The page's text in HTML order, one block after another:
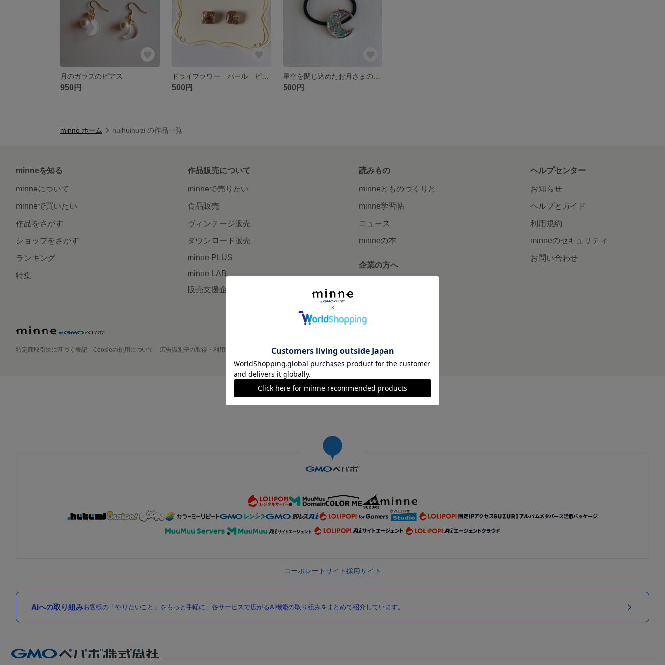
月のガラスのピアス
950円
ドライフラワー パール ピアス ゴールド
500円
星空を閉じ込めたお月さまのヘアゴム
500円
minne ホーム huihuihuizi の作品一覧
minneを知る
minneについて
minneで買いたい
作品をさがす
ショップをさがす
ランキング
特集
作品販売について
minneで売りたい
食品販売
ヴィンテージ販売
ダウンロード販売
minne PLUS
minne LAB
販売支援企画・イベント
読みもの
minneとものづくりと
minne学習帖
ニュース
minneの本
企業の方へ
ヘルプセンター
お知らせ
ヘルプとガイド
利用規約
minneのセキュリティ
お問い合わせ
特定商取引法に基づく表記 Cookieの使用について 広告識別子の取得・利用 プライバシーポリシー 会社概要 採用情報 メディアキット
©GMO Pepabo, Inc. All rights reserved.
コーポレートサイト採用サイト
AIへの取り組みお客様の「やりたいこと」をもっと手軽に。各サービスで広がるAI機能の取り組みをまとめて紹介しています。